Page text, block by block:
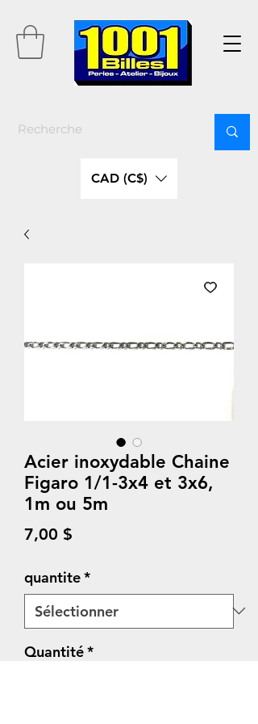
CAD (C$)
Acier inoxydable Chaine
Figaro 1/1-3x4 et 3x6,
1m ou 5m
7,00 $
quantite*
Quantité*